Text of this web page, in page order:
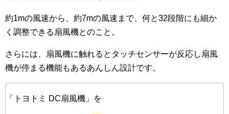
約1mの風速から、約7mの風速まで、何と32段階にも細か
く調整できる扇風機とのこと。
さらには、扇風機に触れるとタッチセンサーが反応し扇風
機が停まる機能もあるあんしん設計です。
「トヨトミ DC扇風機」を